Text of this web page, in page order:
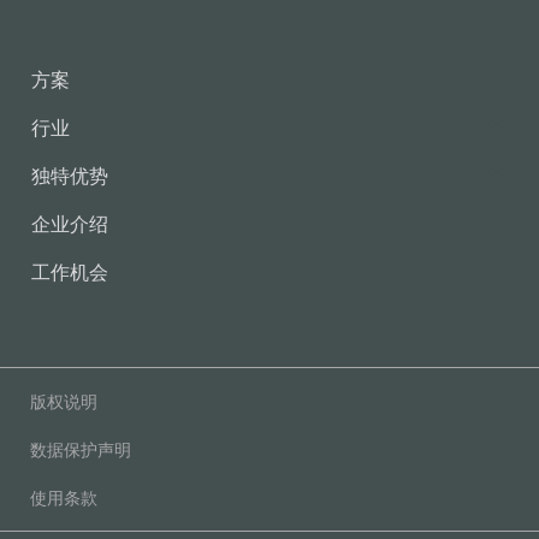
方案
行业
独特优势
企业介绍
工作机会
版权说明
数据保护声明
使用条款